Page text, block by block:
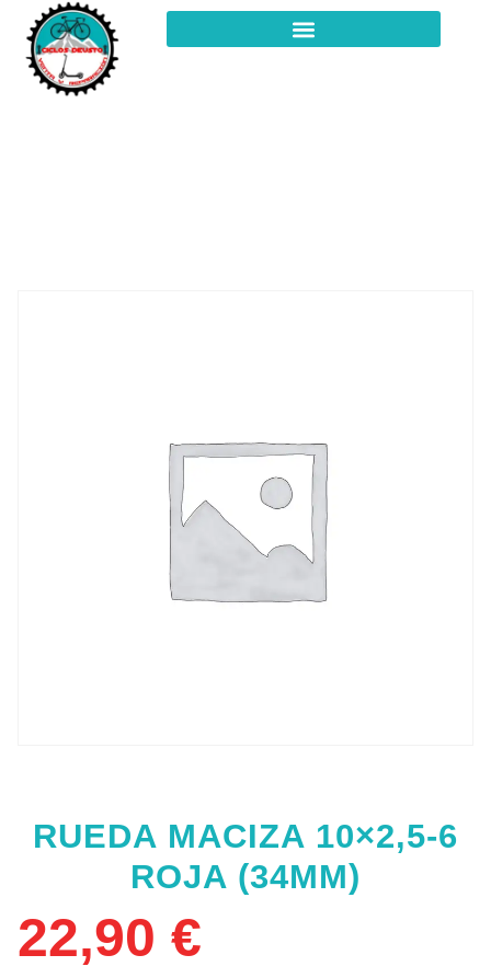
RUEDA MACIZA 10×2,5-6
ROJA (34MM)
22,90 €